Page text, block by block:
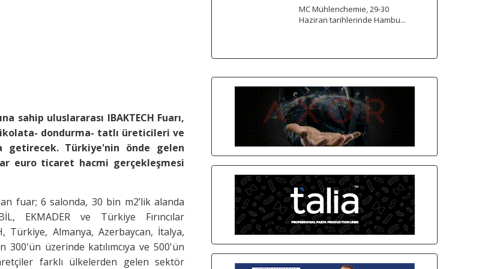
sahip uluslararası IBAKTECH Fuarı,
dondurma- tatlı üreticileri ve
getirecek. Türkiye'nin önde gelen
euro ticaret hacmi gerçekleşmesi
fuar; 6 salonda, 30 bin m2’lik alanda
EKMADER ve Türkiye Fırıncılar
Türkiye, Almanya, Azerbaycan, İtalya,
300'ün üzerinde katılımcıya ve 500'ün
farklı ülkelerden gelen sektör
MC Mühlenchemie, 29-30
Haziran tarihlerinde Hambu...